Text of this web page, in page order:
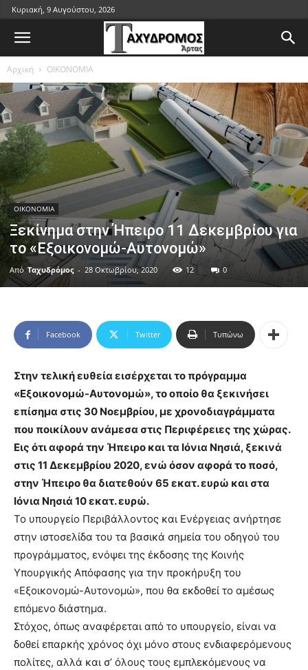
Κυριακή, 9 Αυγούστου, 2026
Αρχική ΟΙΚΟΝΟΜΙΑ
ΟΙΚΟΝΟΜΙΑ
Ξεκίνημα στην Ήπειρο 11 Δεκεμβρίου για
το «Εξοικονομώ-Αυτονομώ»
Από Ταχυδρόμος - 28 Οκτωβρίου, 2020 12 0
Facebook Twitter Τυπώνω
Στην τελική ευθεία εισέρχεται το πρόγραμμα
«Εξοικονομώ-Αυτονομώ», το οποίο θα ξεκινήσει
επίσημα στις 30 Νοεμβρίου, με χρονοδιαγράμματα
που ποικίλουν ανάμεσα στις Περιφέρειες της χώρας.
Εις ότι αφορά την Ήπειρο και τα Ιόνια Νησιά, ξεκινά
στις 11 Δεκεμβρίου 2020, ενώ όσον αφορά το ποσό,
στην Ήπειρο θα διατεθούν 65 εκατ. ευρώ και στα
Ιόνια Νησιά 10 εκατ. ευρώ.
Το υπουργείο Περιβάλλοντος και Ενέργειας ανήρτησε
στην ιστοσελίδα του τα βασικά σημεία του οδηγού του
προγράμματος, ενόψει της έκδοσης της Κοινής
Υπουργικής Απόφασης για την προκήρυξη του
«Εξοικονομώ-Αυτονομώ», που θα εκδοθεί το αμέσως
επόμενο διάστημα.
Στόχος, όπως αναφέρεται από το υπουργείο, είναι να
δοθεί επαρκής χρόνος όχι μόνο στους ενδιαφερόμενους
πολίτες, αλλά και σ’ όλους τους εμπλεκόμενους να